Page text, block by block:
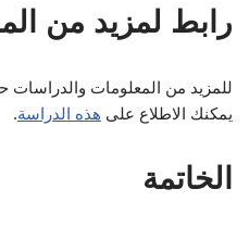
رابط لمزيد من
للمزيد من المعلومات والدراسات
يمكنك الاطلاع على هذه الدراسة.
الخاتمة